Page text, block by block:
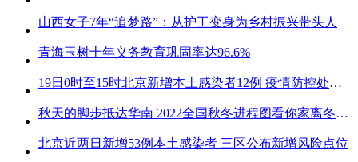
山西女子7年“追梦路”：从护工变身为乡村振兴带头人
青海玉树十年义务教育巩固率达96.6%
19日0时至15时北京新增本土感染者12例 疫情防控处关键时刻
秋天的脚步抵达华南 2022全国秋冬进程图看你家离冬天有多远
北京近两日新增53例本土感染者 三区公布新增风险点位